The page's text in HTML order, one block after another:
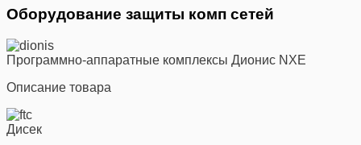
Оборудование защиты комп сетей
Программно-аппаратные комплексы Дионис NXE
Описание товара
Дисек